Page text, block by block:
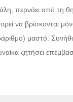
περνάει από τη
να βρίσκονται
μαστό.
ζητήσει